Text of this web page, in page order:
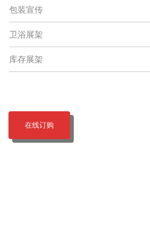
包装宣传
卫浴展架
库存展架
在线订购